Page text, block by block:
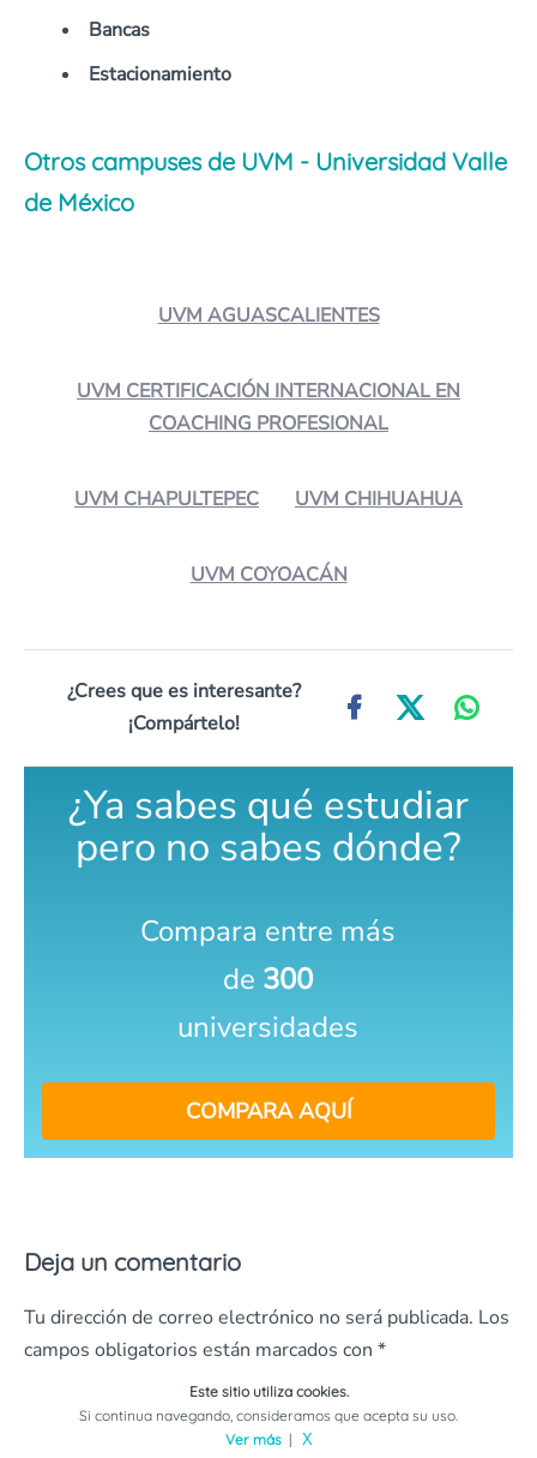
Bancas
Estacionamiento
Otros campuses de UVM - Universidad Valle
de México
UVM AGUASCALIENTES
UVM CERTIFICACIÓN INTERNACIONAL EN
COACHING PROFESIONAL
UVM CHAPULTEPEC UVM CHIHUAHUA
UVM COYOACÁN
¿Crees que es interesante?
¡Compártelo!
¿Ya sabes qué estudiar
pero no sabes dónde?
Compara entre más
de 300
universidades
COMPARA AQUÍ
Deja un comentario
Tu dirección de correo electrónico no será publicada. Los
campos obligatorios están marcados con *
Este sitio utiliza cookies.
Si continua navegando, consideramos que acepta su uso.
Ver más| X